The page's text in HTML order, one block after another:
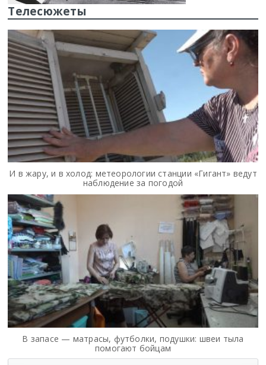
Телесюжеты
И в жару, и в холод: метеорологии станции «Гигант» ведут
наблюдение за погодой
В запасе — матрасы, футболки, подушки: швеи тыла
помогают бойцам